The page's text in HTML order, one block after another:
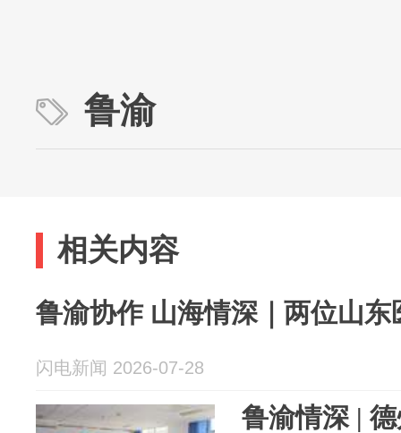
鲁渝
相关内容
鲁渝协作 山海情深｜两位山东
闪电新闻 2026-07-28
鲁渝情深 |